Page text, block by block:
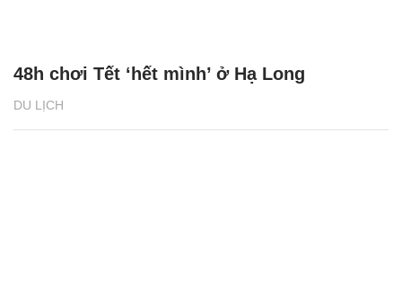
DU LỊCH
48h chơi Tết ‘hết mình’ ở Hạ Long